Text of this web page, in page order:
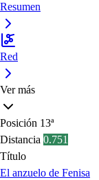
Resumen
Red
Ver más
Posición 13ª
Distancia 0.751
Título
El anzuelo de Fenisa